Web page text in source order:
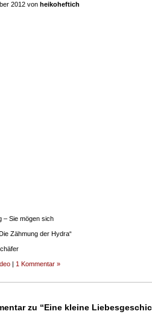
2012 von heikoheftich
– Sie mögen sich
Zähmung der Hydra“
| 1 Kommentar »
zu “Eine kleine